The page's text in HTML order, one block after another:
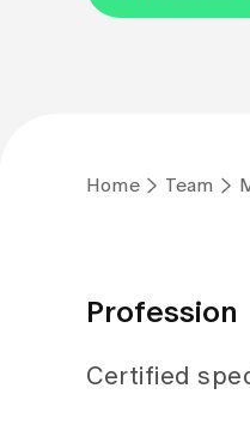
Home Team
Profession
Certified